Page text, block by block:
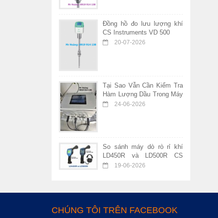
Đồng hồ đo lưu lượng khí
CS Instruments VD 500
20-07-2026
Tại Sao Vẫn Cần Kiểm Tra
Hàm Lượng Dầu Trong Máy
Nén Khí Không Dầu?
24-06-2026
So sánh máy dò rò rỉ khí
LD450R và LD500R CS
Instruments – Nên chọn
19-06-2026
CHÚNG TÔI TRÊN FACEBOOK